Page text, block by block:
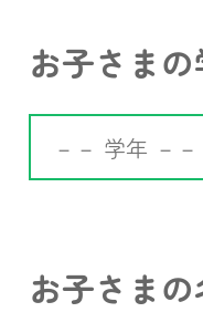
お子さま
お子さま